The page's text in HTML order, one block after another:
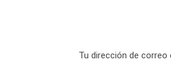
Tu dirección de correo